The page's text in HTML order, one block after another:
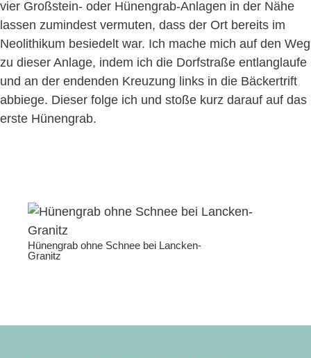
vier Großstein- oder Hünengrab-Anlagen in der Nähe
lassen zumindest vermuten, dass der Ort bereits im
Neolithikum besiedelt war. Ich mache mich auf den Weg
zu dieser Anlage, indem ich die Dorfstraße entlanglaufe
und an der endenden Kreuzung links in die Bäckertrift
abbiege. Dieser folge ich und stoße kurz darauf auf das
erste Hünengrab.
Hünengrab ohne Schnee bei Lancken-
Granitz